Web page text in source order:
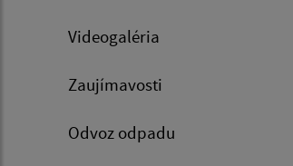
Videogaléria
Zaujímavosti
Odvoz odpadu